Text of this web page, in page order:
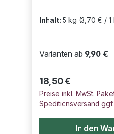
Inhalt: 5 kg (3,70 € / 1
Varianten ab 9,90 €
Regulärer Preis:
18,50 €
Preise inkl. MwSt.
Speditionsversand
In den